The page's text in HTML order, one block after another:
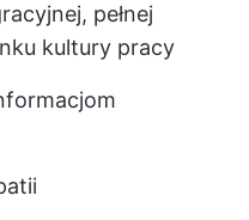
pełnej
kultury pracy